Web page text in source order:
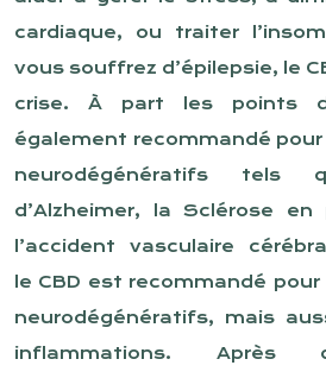
cardiaque, ou traiter
vous souffrez d’épilepsie, le
crise. À part les points
également recommandé
neurodégénératifs tels
d’Alzheimer, la Sclérose
l’accident vasculaire
le CBD est recommandé
neurodégénératifs, mais
inflammations. Après